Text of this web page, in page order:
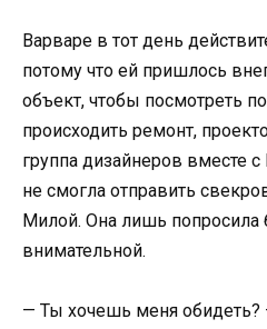
Варваре в тот день
потому что ей пришлось
объект, чтобы посмотреть
происходить ремонт,
группа дизайнеров вместе
не смогла отправить
Милой. Она лишь
внимательной.
— Ты хочешь меня обидеть?